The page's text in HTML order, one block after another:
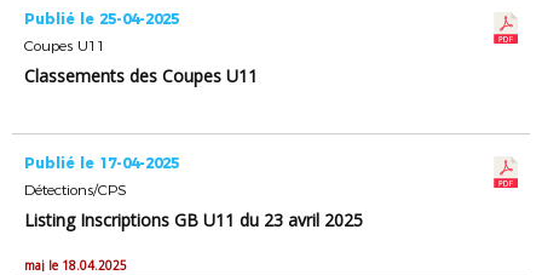
Publié le 25-04-2025
Coupes U11
Classements des Coupes U11
Publié le 17-04-2025
Détections/CPS
Listing Inscriptions GB U11 du 23 avril 2025
maj le 18.04.2025